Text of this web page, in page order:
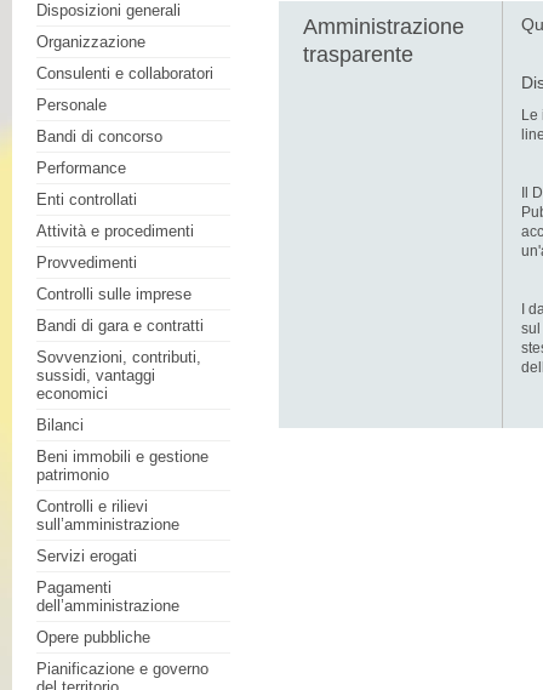
Disposizioni generali
Organizzazione
Consulenti e collaboratori
Personale
Bandi di concorso
Performance
Enti controllati
Attività e procedimenti
Provvedimenti
Controlli sulle imprese
Bandi di gara e contratti
Sovvenzioni, contributi,
sussidi, vantaggi
economici
Bilanci
Beni immobili e gestione
patrimonio
Controlli e rilievi
sull’amministrazione
Servizi erogati
Pagamenti
dell’amministrazione
Opere pubbliche
Pianificazione e governo
Amministrazione
trasparente
Le
Il
I
sul